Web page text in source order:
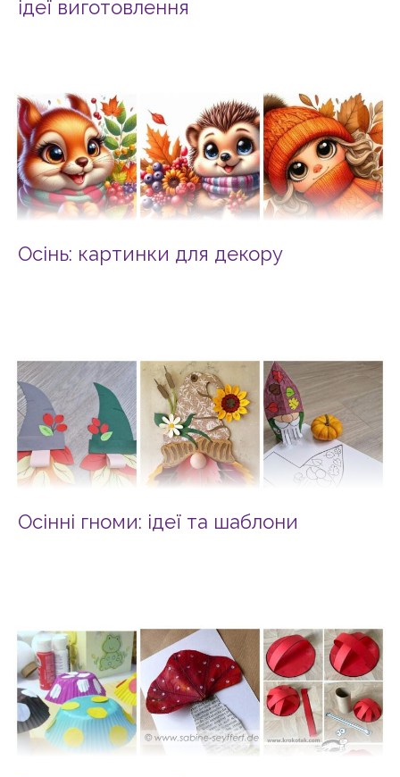
ідеї виготовлення
Осінь: картинки для декору
Осінні гноми: ідеї та шаблони